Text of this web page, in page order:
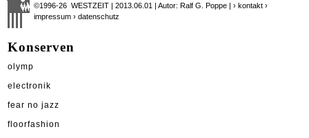
©1996-26 WESTZEIT | 2013.06.01 | Autor: Ralf G. Poppe |› kontakt ›
impressum › datenschutz
Konserven
olymp
electronik
fear no jazz
floorfashion